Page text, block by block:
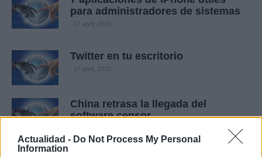
Actualidad - Do Not Process My Personal
Information
para administradores de sistemas
17 abril, 2020
Twitter en tu escritorio
17 abril, 2020
China retrasa la llegada del
software censor